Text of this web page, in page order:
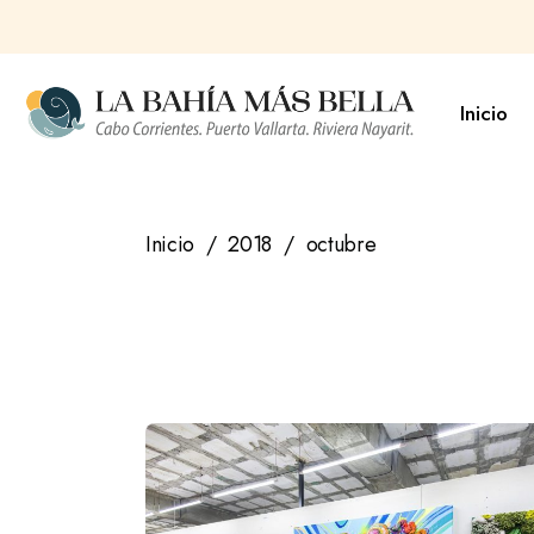
contenido
Inicio
Inicio
2018 octubre